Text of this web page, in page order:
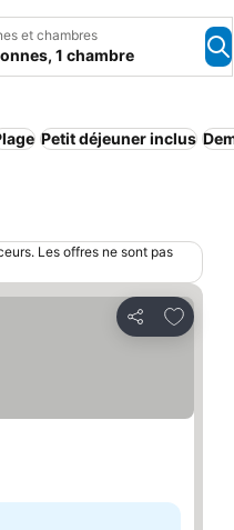
et chambres
1 chambre
Petit déjeuner inclus
Les offres ne sont pas
Partager
Ajouter